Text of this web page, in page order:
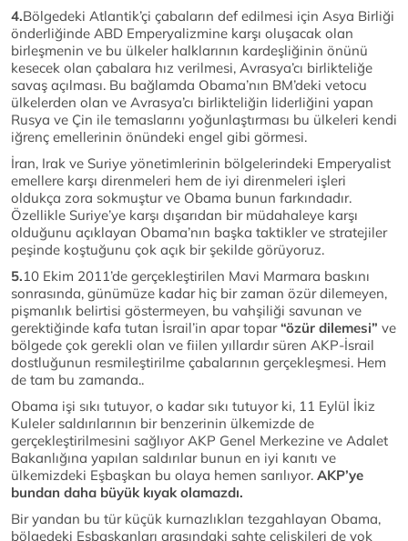
4.Bölgedeki Atlantik’çi çabaların def edilmesi için Asya Birliği
önderliğinde ABD Emperyalizmine karşı oluşacak olan
birleşmenin ve bu ülkeler halklarının kardeşliğinin önünü
kesecek olan çabalara hız verilmesi, Avrasya’cı birlikteliğe
savaş açılması. Bu bağlamda Obama’nın BM’deki vetocu
ülkelerden olan ve Avrasya’cı birlikteliğin liderliğini yapan
Rusya ve Çin ile temaslarını yoğunlaştırması bu ülkeleri kendi
iğrenç emellerinin önündeki engel gibi görmesi.
İran, Irak ve Suriye yönetimlerinin bölgelerindeki Emperyalist
emellere karşı direnmeleri hem de iyi direnmeleri işleri
oldukça zora sokmuştur ve Obama bunun farkındadır.
Özellikle Suriye’ye karşı dışarıdan bir müdahaleye karşı
olduğunu açıklayan Obama’nın başka taktikler ve stratejiler
peşinde koştuğunu çok açık bir şekilde görüyoruz.
5.10 Ekim 2011’de gerçekleştirilen Mavi Marmara baskını
sonrasında, günümüze kadar hiç bir zaman özür dilemeyen,
pişmanlık belirtisi göstermeyen, bu vahşiliği savunan ve
gerektiğinde kafa tutan İsrail’in apar topar“özür dilemesi” ve
bölgede çok gerekli olan ve fiilen yıllardır süren AKP-İsrail
dostluğunun resmileştirilme çabalarının gerçekleşmesi. Hem
de tam bu zamanda..
Obama işi sıkı tutuyor, o kadar sıkı tutuyor ki, 11 Eylül İkiz
Kuleler saldırılarının bir benzerinin ülkemizde de
gerçekleştirilmesini sağlıyor AKP Genel Merkezine ve Adalet
Bakanlığına yapılan saldırılar bunun en iyi kanıtı ve
ülkemizdeki Eşbaşkan bu olaya hemen sarılıyor. AKP’ye
bundan daha büyük kıyak olamazdı.
Bir yandan bu tür küçük kurnazlıkları tezgahlayan Obama,
bölgedeki Eşbaşkanları arasındaki sahte çelişkileri de yok